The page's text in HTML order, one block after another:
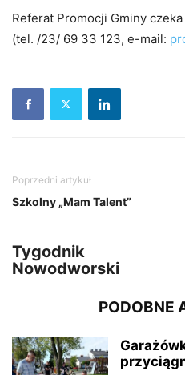
Referat Promocji Gminy
(tel. /23/ 69 33 123, e-mail:
Poprzedni artykuł
Szkolny „Mam Talent”
Tygodnik
Nowodworski
PODOBNE